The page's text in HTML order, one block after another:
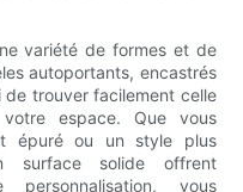
variété de formes et de
autoportants, encastrés
trouver facilement celle
espace. Que vous
épuré ou un style plus
surface solide offrent
personnalisation, vous